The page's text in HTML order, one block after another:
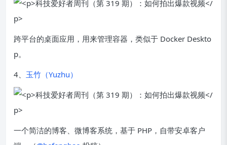
跨平台的桌面应用，用来管理容器，类似于 Docker Deskto
p。
4、 玉竹（Yuzhu）
一个简洁的博客、微博客系统，基于 PHP，自带安卓客户